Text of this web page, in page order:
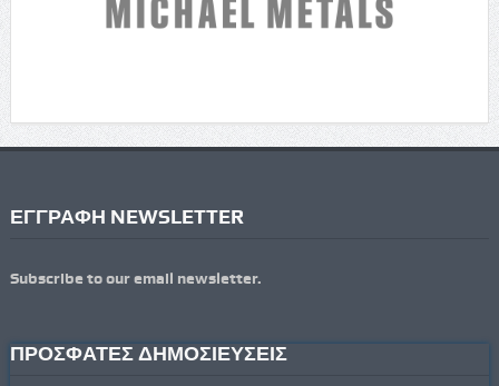
ΕΓΓΡΑΦΗ NEWSLETTER
Subscribe to our email newsletter.
ΠΡΟΣΦΑΤΕΣ ΔΗΜΟΣΙΕΥΣΕΙΣ